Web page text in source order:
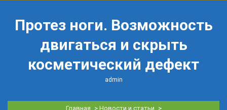
Протез ноги. Возможность
двигаться и скрыть
косметический дефект
admin
Главная > Новости и статьи >